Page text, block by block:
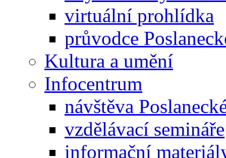
virtuální prohlídka
průvodce
Kultura a umění
Infocentrum
návštěva
vzdělávací semináře
informační